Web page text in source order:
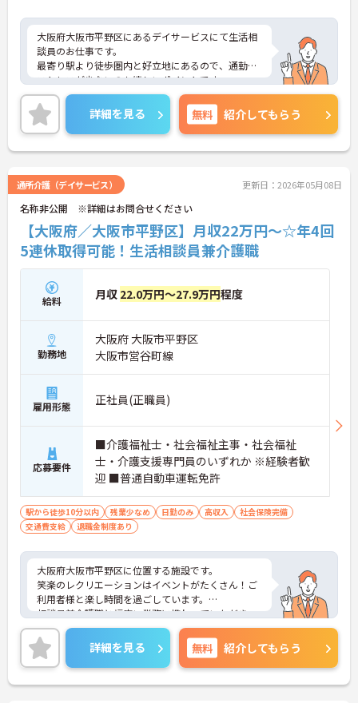
大阪府大阪市平野区にあるデイサービスにて生活相
談員のお仕事です。
最寄り駅より徒歩圏内と好立地にあるので、通勤の
ストレスが少ないのも嬉しいポイントです。
ご興味ある方には、面接対策ポイントなど、さらに
詳細をお話しいたしますのでお気軽にご相談くださ
い。
詳細を見る 無料 紹介してもらう
通所介護（デイサービス） 更新日：2026年05月08日
名称非公開 ※詳細はお問合せください
【大阪府／大阪市平野区】月収22万円～☆年4回
5連休取得可能！生活相談員兼介護職
給料 月収 22.0万円～27.9万円程度
勤務地
大阪府 大阪市平野区
大阪市営谷町線
雇用形態 正社員(正職員)
応募要件
■介護福祉士・社会福祉主事・社会福祉
士・介護支援専門員のいずれか ※経験者歓
迎 ■普通自動車運転免許
駅から徒歩10分以内 残業少なめ 日勤のみ 高収入
社会保険完備
交通費支給
退職金制度あり
大阪府大阪市平野区に位置する施設です。
笑楽のレクリエーションはイベントがたくさん！ご
利用者様と楽し時間を過ごしています。
相談員兼介護職と幅広い業務に携わっていただき、
経験を積んでいただけます。
ご興味のある方には、面接対策ポイントなど、さら
に詳細をお話しいたしますのでお気軽にご相談くだ
さい！
詳細を見る 無料 紹介してもらう